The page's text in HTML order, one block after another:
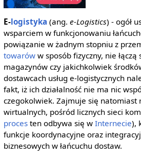
E-logistyka (ang. e-Logistics) - ogół
wsparciem w funkcjonowaniu
powiązanie w żadnym stopniu z
towaróww sposób fizyczny, nie
magazynów czy jakichkolwiek
dostawcach usług e-logistycznych
fakt, iż ich działalność nie ma nic
czegokolwiek. Zajmuje się natomiast
wirtualnych, pośród licznych sieci
procesten odbywa się w Internecie),
funkcje koordynacyjne oraz
biznesowych w łańcuchu dostaw.